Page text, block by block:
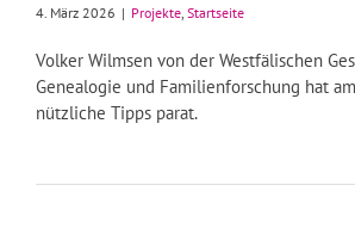
4. März 2026 | Projekte, Startseite
Volker Wilmsen von der Westfälischen
Genealogie und Familienforschung hat
nützliche Tipps parat.